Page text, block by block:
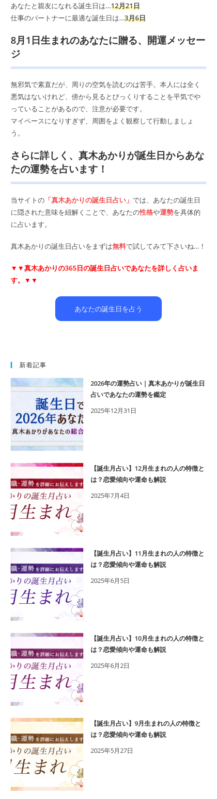
あなたと親友になれる誕生日は…12月21日
仕事のパートナーに最適な誕生日は…3月6日
8月1日生まれのあなたに贈る、開運メッセー
ジ
無邪気で素直だが、周りの空気を読むのは苦手。本人には全く
悪気はないけれど、傍から見るとびっくりすることを平気でや
っていることがあるので、注意が必要です。
マイペースになりすぎず、周囲をよく観察して行動しましょ
う。
さらに詳しく、真木あかりが誕生日からあな
たの運勢を占います！
当サイトの 「真木あかりの誕生日占い」 では、あなたの誕生日
に隠された意味を紐解くことで、あなたの性格や運勢を具体的
に占います。
真木あかりの誕生日占いをまずは無料で試してみて下さいね…！
▼▼真木あかりの365日の誕生日占いであなたを詳しく占いま
す。▼▼
あなたの誕生日を占う
新着記事
2026年の運勢占い｜真木あかりが誕生日
占いであなたの運勢を鑑定
2025年12月31日
【誕生月占い】12月生まれの人の特徴と
は？恋愛傾向や運命も解説
2025年7月4日
【誕生月占い】11月生まれの人の特徴と
は？恋愛傾向や運命も解説
2025年6月5日
【誕生月占い】10月生まれの人の特徴と
は？恋愛傾向や運命も解説
2025年6月2日
【誕生月占い】9月生まれの人の特徴と
は？恋愛傾向や運命も解説
2025年5月27日